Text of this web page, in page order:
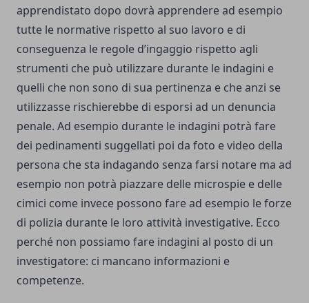
apprendistato dopo dovrà apprendere ad esempio
tutte le normative rispetto al suo lavoro e di
conseguenza le regole d’ingaggio rispetto agli
strumenti che può utilizzare durante le indagini e
quelli che non sono di sua pertinenza e che anzi se
utilizzasse rischierebbe di esporsi ad un denuncia
penale. Ad esempio durante le indagini potrà fare
dei pedinamenti suggellati poi da foto e video della
persona che sta indagando senza farsi notare ma ad
esempio non potrà piazzare delle microspie e delle
cimici come invece possono fare ad esempio le forze
di polizia durante le loro attività investigative. Ecco
perché non possiamo fare indagini al posto di un
investigatore: ci mancano informazioni e
competenze.